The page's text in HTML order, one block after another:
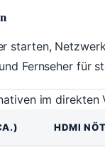
starten,
Fernseher für
im direkten
HDMI